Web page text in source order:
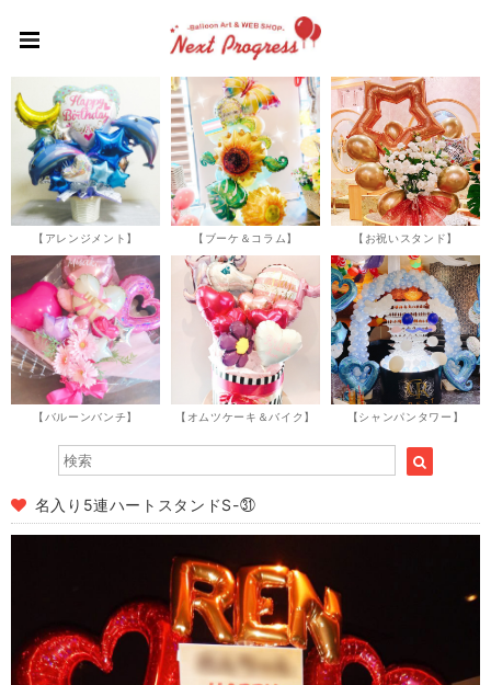
【アレンジメント】 【ブーケ＆コラム】 【お祝いスタンド】
【バルーンバンチ】 【オムツケーキ＆バイク】 【シャンパンタワー】
名入り5連ハートスタンドS-㉛